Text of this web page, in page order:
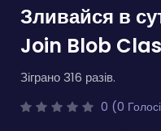
Зливайся в
Join Blob
Зіграно 316 разів.
0 (0